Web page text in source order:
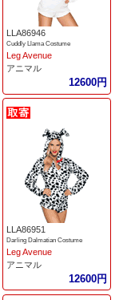
LLA86946
Cuddly Llama Costume
Leg Avenue
アニマル
12600円
LLA86951
Darling Dalmatian Costume
Leg Avenue
アニマル
12600円